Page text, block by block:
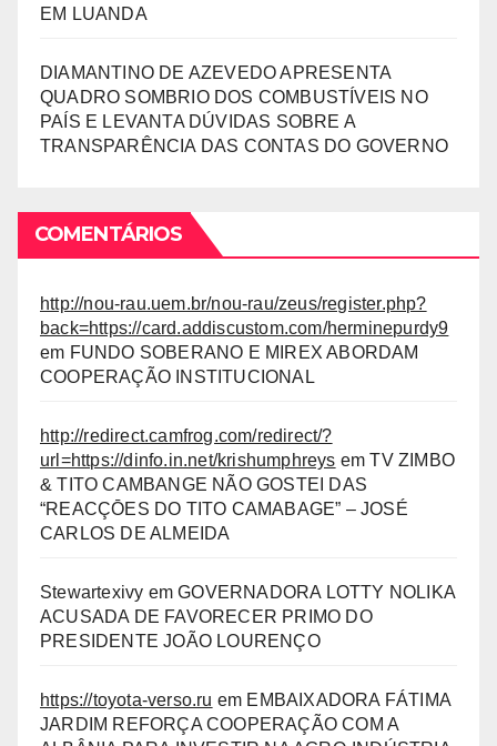
EM LUANDA
DIAMANTINO DE AZEVEDO APRESENTA
QUADRO SOMBRIO DOS COMBUSTÍVEIS NO
PAÍS E LEVANTA DÚVIDAS SOBRE A
TRANSPARÊNCIA DAS CONTAS DO GOVERNO
COMENTÁRIOS
http://nou-rau.uem.br/nou-rau/zeus/register.php?
back=https://card.addiscustom.com/herminepurdy9
em FUNDO SOBERANO E MIREX ABORDAM
COOPERAÇÃO INSTITUCIONAL
http://redirect.camfrog.com/redirect/?
url=https://dinfo.in.net/krishumphreys emTV ZIMBO
& TITO CAMBANGE NÃO GOSTEI DAS
“REACÇŌES DO TITO CAMABAGE” – JOSÉ
CARLOS DE ALMEIDA
Stewartexivy emGOVERNADORA LOTTY NOLIKA
ACUSADA DE FAVORECER PRIMO DO
PRESIDENTE JOÃO LOURENÇO
https://toyota-verso.ru em EMBAIXADORA FÁTIMA
JARDIM REFORÇA COOPERAÇÃO COM A